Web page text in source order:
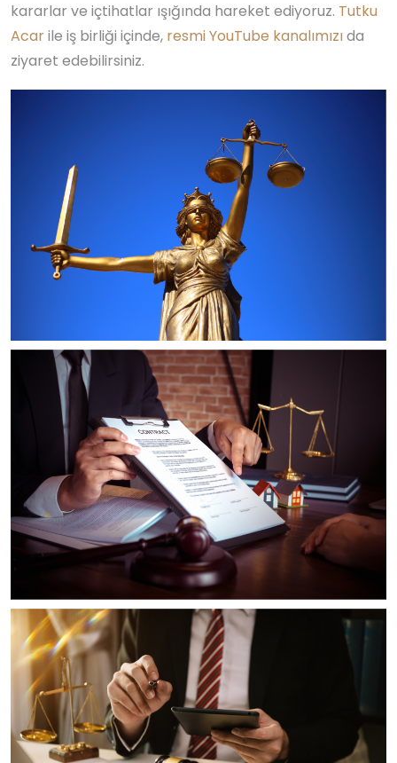
kararlar ve içtihatlar ışığında hareket ediyoruz. Tutku
Acarile iş birliği içinde, resmi YouTube kanalımızıda
ziyaret edebilirsiniz.